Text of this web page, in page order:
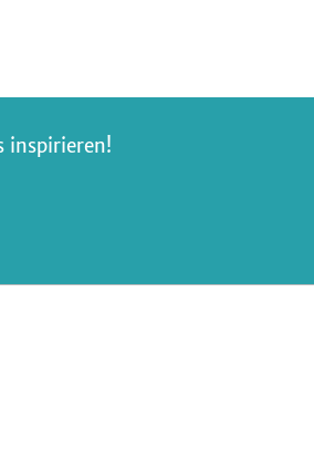
inspirieren!